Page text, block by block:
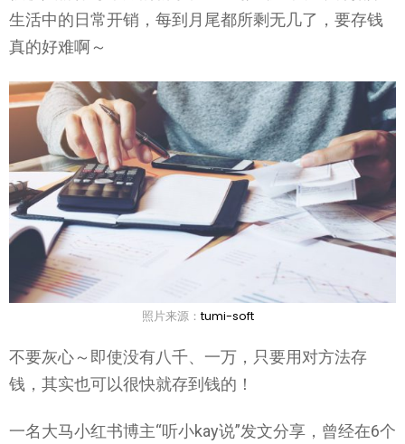
生活中的日常开销，每到月尾都所剩无几了，要存钱
真的好难啊～
照片来源：tumi-soft
不要灰心～即使没有八千、一万，只要用对方法存
钱，其实也可以很快就存到钱的！
一名大马小红书博主“听小kay说”发文分享，曾经在6个